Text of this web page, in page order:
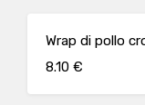
Wrap di pollo
8.10 €